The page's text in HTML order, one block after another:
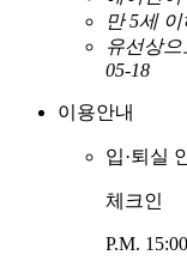
만 5세
유선상
05-18
이용안내
입·퇴실
체크인
P.M. 15:00